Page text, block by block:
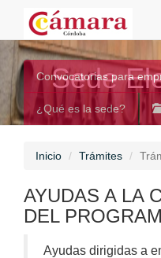
Sede
Convocatorias para
¿Qué es la sede?
Inicio Trámites
AYUDAS A LA
DEL
Ayudas dirigidas a